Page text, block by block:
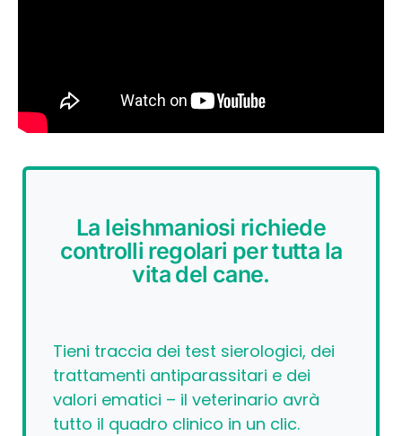
La leishmaniosi richiede
controlli regolari per tutta la
vita del cane.
Tieni traccia dei test sierologici, dei
trattamenti antiparassitari e dei
valori ematici – il veterinario avrà
tutto il quadro clinico in un clic.